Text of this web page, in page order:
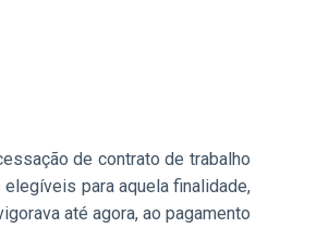
de contrato de trabalho
para aquela finalidade,
até agora, ao pagamento